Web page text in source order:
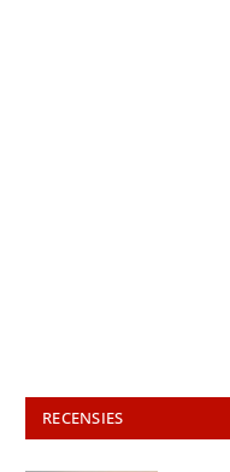
RECENSIES